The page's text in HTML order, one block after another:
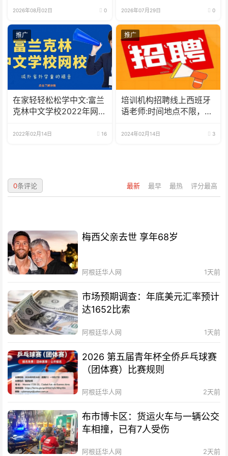
2026年08月02日 0 2026年07月29日 0
推广
在家轻轻松松学中文:富兰
克林中文学校2022年网校
2022年02月14日 16
推广
培训机构招聘线上西班牙
语老师:时间地点不限，可
2024年02月14日 3
最新 最早 最热 评分最高
0条评论
梅西父亲去世 享年68岁
阿根廷华人网 1天前
市场预期调查：年底美元汇率预计
达1652比索
阿根廷华人网 1天前
2026 第五届青年杯全侨乒乓球赛
（团体赛）比赛规则
阿根廷华人网 2天前
布市博卡区：货运火车与一辆公交
车相撞，已有7人受伤
阿根廷华人网 2天前